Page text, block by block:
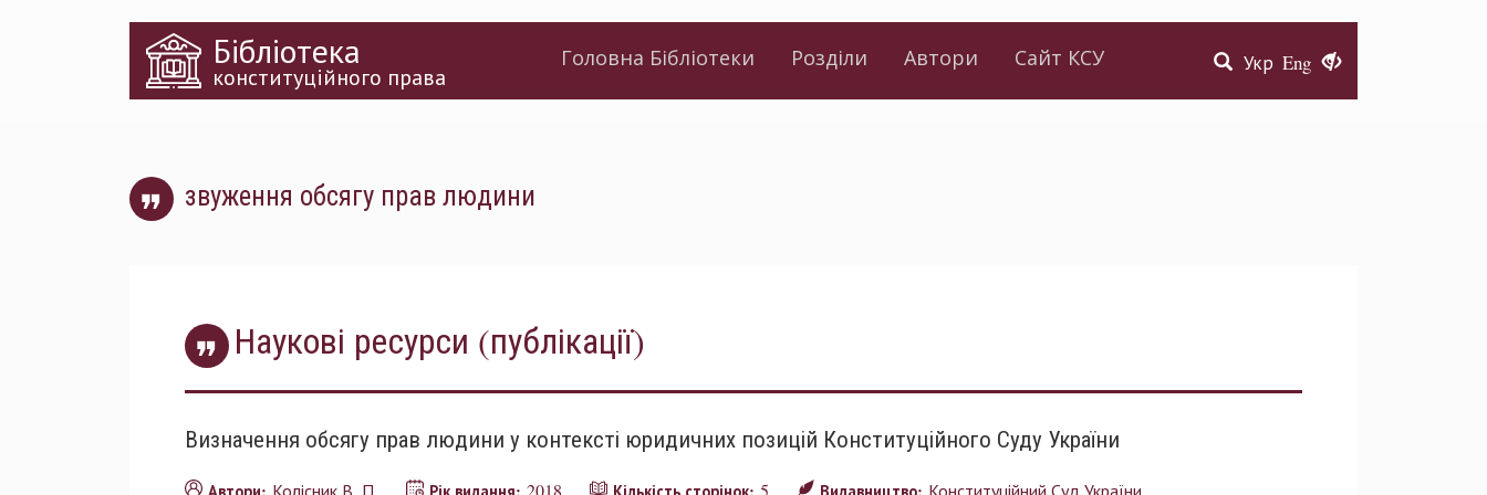
Укр Eng
Бібліотека
конституційного права
Головна Бібліотеки Розділи Автори Сайт КСУ
звуження обсягу прав людини
Наукові ресурси (публікації)
Визначення обсягу прав людини у контексті юридичних позицій Конституційного Суду України
Колісник В. П. 2018 5 Конституційний Суд України